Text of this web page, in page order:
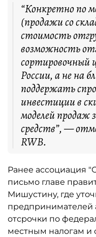
“Конкретно по
(продажи со
стоимость
возможность
сортировочный
России, а не на
поддержать
инвестиции в
моделей продаж
средств”, —
RWB.
Ранее ассоциация
письмо главе
Мишустину, где
предпринимателей
отсрочки по
местным налогам и